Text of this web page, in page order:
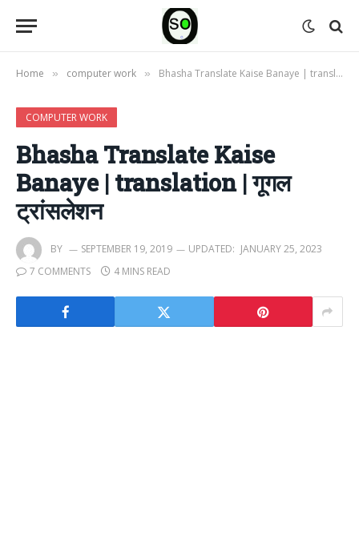
Home » computer work » Bhasha Translate Kaise Banaye | translation | गूगल ट्रांसलेशन
COMPUTER WORK
Bhasha Translate Kaise
Banaye | translation | गूगल
ट्रांसलेशन
BY SEPTEMBER 19, 2019 UPDATED: JANUARY 25, 2023
7 COMMENTS
4 MINS READ